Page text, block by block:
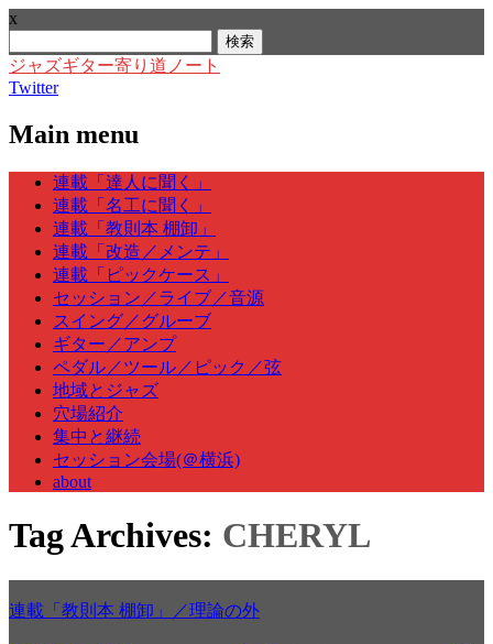
x
索:
ジャズギター寄り道ノート
Twitter
Main menu
Skip
content
連載「達人に聞く」
連載「名工に聞く」
連載「教則本 棚卸」
連載「改造／メンテ」
連載「ピックケース」
セッション／ライブ／音源
スイング／グルーブ
ギター／アンプ
ペダル／ツール／ピック／弦
地域とジャズ
穴場紹介
集中と継続
セッション会場(＠横浜)
about
Tag Archives: CHERYL
連載「教則本 棚卸」／理論の外